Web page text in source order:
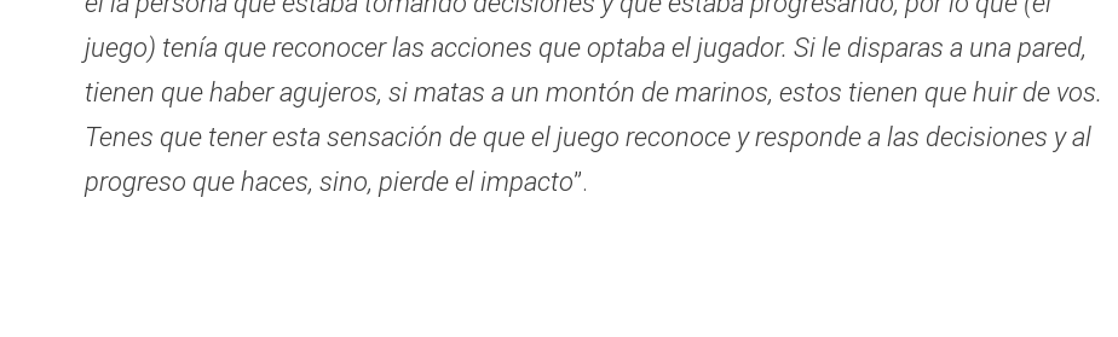
juego) tenía que reconocer las acciones que optaba el jugador. Si le disparas a una pared,
tienen que haber agujeros, si matas a un montón de marinos, estos tienen que huir de vos.
Tenes que tener esta sensación de que el juego reconoce y responde a las decisiones y al
progreso que haces, sino, pierde el impacto”.